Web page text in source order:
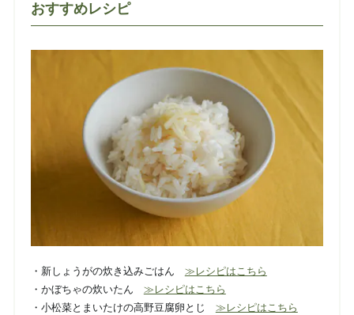
おすすめレシピ
・新しょうがの炊き込みごはん ≫レシピはこちら
・かぼちゃの炊いたん ≫レシピはこちら
・小松菜とまいたけの高野豆腐卵とじ ≫レシピはこちら